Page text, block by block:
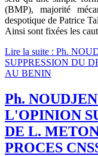
(BMP), majorité
despotique de Patrice
Ainsi sont fixées les
Lire la suite : Ph.
SUPPRESSION DU
AU BENIN
Ph.
L'OPINION
DE L.
PROCES